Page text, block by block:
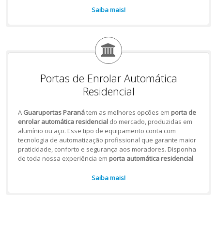
Saiba mais!
Portas de Enrolar Automática
Residencial
A Guaruportas Paranátem as melhores opções em porta de
enrolar automática residencialdo mercado, produzidas em
alumínio ou aço. Esse tipo de equipamento conta com
tecnologia de automatização profissional que garante maior
praticidade, conforto e segurança aos moradores. Disponha
de toda nossa experiência em porta automática residencial.
Saiba mais!